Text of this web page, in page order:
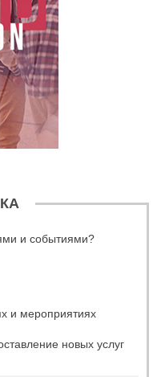
и событиями?
и мероприятиях
новых услуг